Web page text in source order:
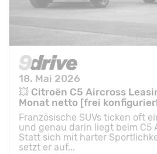
18. Mai 2026
💥 Citroën C5 Aircross
Monat netto [frei
Französische SUVs ticken oft
und genau darin liegt beim C5
Statt sich mit harter
setzt er auf...